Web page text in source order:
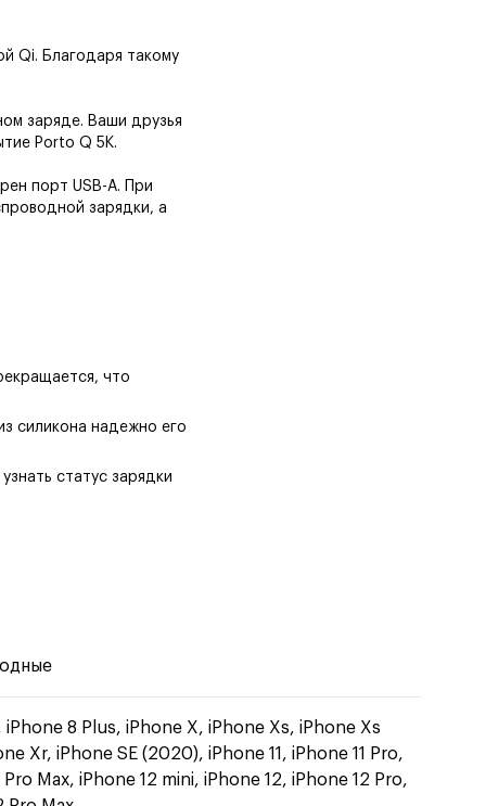
Qi. Благодаря такому
заряде. Ваши друзья
Porto Q 5K.
порт USB-A. При
зарядки, а
что
силикона надежно его
статус зарядки
iPhone 8 Plus, iPhone X, iPhone Xs, iPhone Xs
Xr, iPhone SE (2020), iPhone 11, iPhone 11 Pro,
Pro Max, iPhone 12 mini, iPhone 12, iPhone 12 Pro,